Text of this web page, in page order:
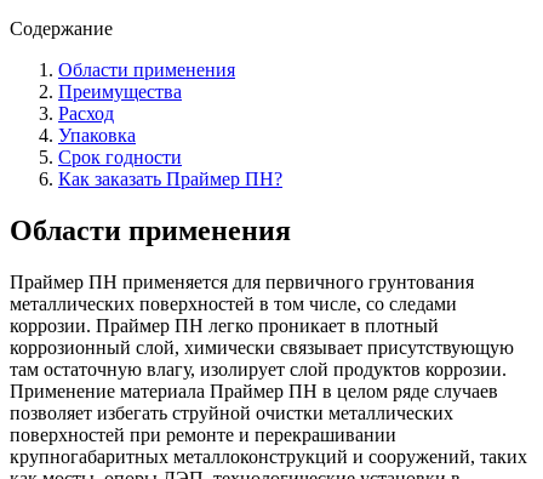
Содержание
Области применения
Преимущества
Расход
Упаковка
Срок годности
Как заказать Праймер ПН?
Области применения
Праймер ПН применяется для первичного грунтования
металлических поверхностей в том числе, со следами
коррозии. Праймер ПН легко проникает в плотный
коррозионный слой, химически связывает присутствующую
там остаточную влагу, изолирует слой продуктов коррозии.
Применение материала Праймер ПН в целом ряде случаев
позволяет избегать струйной очистки металлических
поверхностей при ремонте и перекрашивании
крупногабаритных металлоконструкций и сооружений, таких